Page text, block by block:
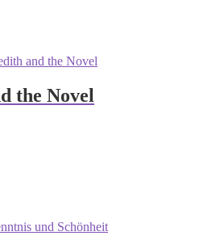
the Novel